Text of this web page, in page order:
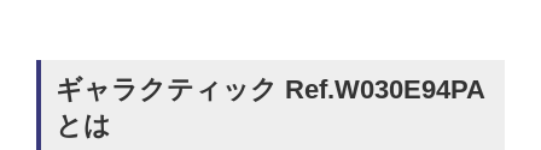
ギャラクティック Ref.W030E94PA
とは